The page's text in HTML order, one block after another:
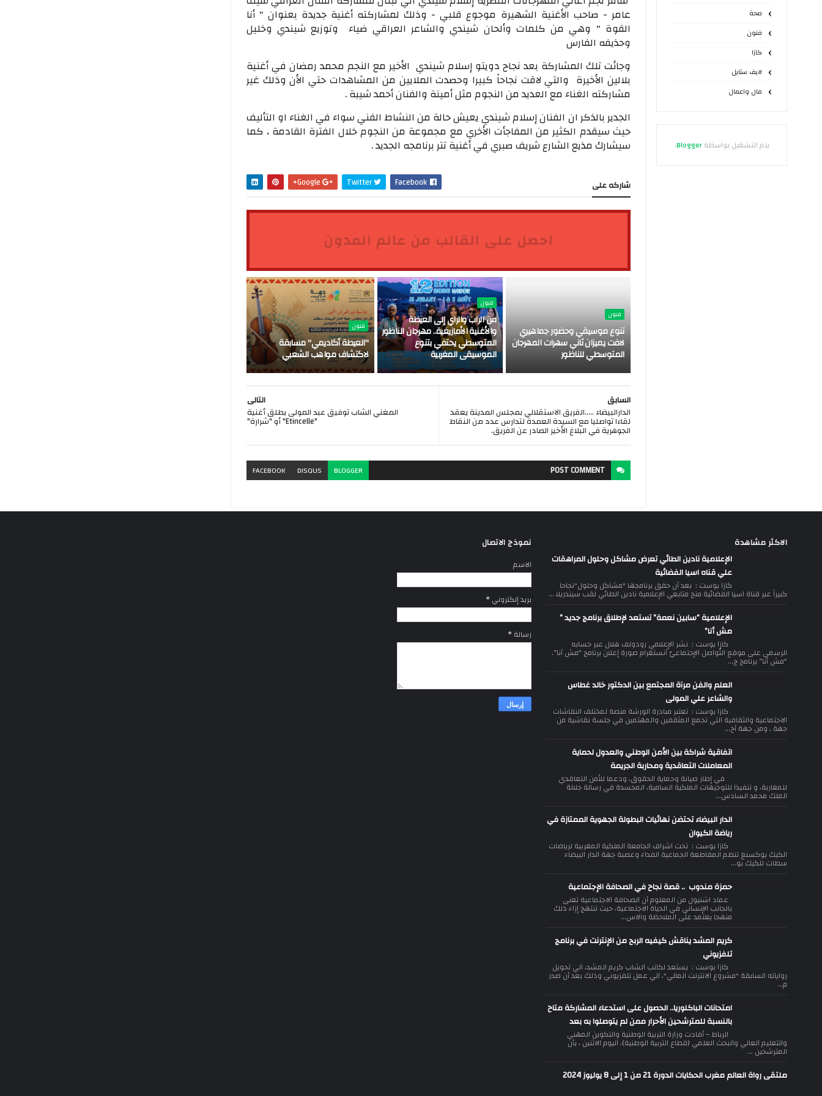
صحة
فنون
كازا
لايف ستايل
مال واعمال
يتم التشغيل بواسطةBlogger
.
عامر - صاحب الأغنية الشهيرة موجوع قلبي - وذلك لمشاركته أغنية جديدة بعنوان " أنا
القوة " وهي من كلمات وألحان شيندي والشاعر العراقي ضياء وتوزيع شيندي وخليل
وحذيفه الفارس
وجائت تلك المشاركة بعد نجاح دويتو إسلام شيندي الأخير مع النجم محمد رمضان في أغنية
بلالين الأخيرة والتي لاقت نجاحاً كبيرا وحصدت الملايين من المشاهدات حتي الأن وذلك غير
مشاركته الغناء مع العديد من النجوم مثل أمينة والفنان أحمد شيبة .
الجدير بالذكر ان الفنان إسلام شيندي يعيش حالة من النشاط الفني سواء في الغناء او التأليف
حيث سيقدم الكثير من المفاجأت الأخري مع مجموعة من النجوم خلال الفترة القادمة ، كما
سيشارك مذيع الشارع شريف صبري في أغنية تتر برنامجه الجديد .
شاركه على Facebook
Twitter
احصل على القالب من عالم المدون
فنون
تنوع موسيقي وحضور جماهيري
لافت يميزان ثاني سهرات المهرجان
المتوسطي للناظور
فنون
من الراب والراي إلى العيطة
والأغنية الأمازيغية.. مهرجان الناظور
المتوسطي يحتفي بتنوع
الموسيقى المغربية
فنون
"العيطة أكاديمي" مسابقة
لاكتشاف مواهب الشعبي
التالى
المغني الشاب توفيق عبد المولى يطلق أغنية
"Etincelle" أو "شرارة"
السابق
الدارالبيضاء .....الفريق الاستقلالي بمجلس المدينة يعقد
لقاءا تواصليا مع السيدة العمدة لتدارس عدد من النقاط
الجوهرية في البلاغ الأخير الصادر عن الفريق.
POSTCOMMENT
BLOGGER
DISQUS
FACEBOOK
الاكثر مشاهدة
الإعلامية نادين الطائي تعرض مشاكل وحلول المراهقات
علي قناه اسيا الفضائية
كازا بوست : بعد أن حقق برنامجها "مشاكل وحلول"نجاحا
كبيراً عبر قناة اسيا الفضائية منح متابعي الإعلامية نادين الطائي لقب سيندريلا ...
الإعلامية “سابين نعمة” تستعد لإطلاق برنامج جديد ”
مش أنا”
كازا بوست : نشر الإعلامي رودولف هلال عبر حسابه
الرسمي على موقع التّواصل الإجتماعيّ أنستغرام صورة إعلان برنامج “مش أنا”.
“مش أنا” برنامج ج...
العلم والفن مرآة المجتمع بين الدكتور خالد غطاس
والشاعر علي المولى
كازا بوست : تعتبر مبادرة الورشة منصة لمختلف النقاشات
الاجتماعية والثقافية التي تجمع المثقفين والمهتمين في جلسة نقاشية من
جهة ، ومن جهة أخ...
اتفاقية شراكة بين الأمن الوطني والعدول لحماية
المعاملات التعاقدية ومحاربة الجريمة
في إطار صيانة وحماية الحقوق، ودعما للأمن التعاقدي
للمغاربة، و تنفيذا للتوجيهات الملكية السامية، المجسدة في رسالة جلالة
الملك محمد السادس...
الدار البيضاء تحتضن نهائيات البطولة الجهوية الممتازة في
رياضة الكيوان
كازا بوست : تحت اشراف الجامعة الملكية المغربية لرياضات
الكيك بوكسنغ تنظم المقاطعة الجماعية الفداء وعصبة جهة الدار البيضاء
سطات للكيك بو...
حمزة مندوب .. قصة نجاح في الصحافة الإجتماعية
عماد اشنيول من المعلوم أن الصحافة الاجتماعية تعنى
بالجانب الإنساني في الحياة الاجتماعية، حيث تنتهج إزاء ذلك
منهجا يعتمد على الملاحظة والاس...
كريم المشد يناقش كيفيه الربح من الإنترنت في برنامج
تلفزيوني
كازا بوست : يستعد لكاتب الشاب كريم المشد، الي تحويل
رواياته السابقة "مشروع الانترنت المالي"، الي عمل تلفزيوني وذلك بعد أن صدر
م...
امتحانات الباكلوريا.. الحصول على استدعاء المشاركة متاح
بالنسبة للمترشحين الأحرار ممن لم يتوصلوا به بعد
الرباط – أفادت وزارة التربية الوطنية والتكوين المهني
والتعليم العالي والبحث العلمي (قطاع التربية الوطنية)، اليوم الاثنين ، بأن
المترشحين ...
ملتقى رواة العالم مغرب الحكايات الدورة 21 من 1 إلى 8 يوليوز 2024
نموذج الاتصال
الاسم
بريد إلكتروني*
رسالة*